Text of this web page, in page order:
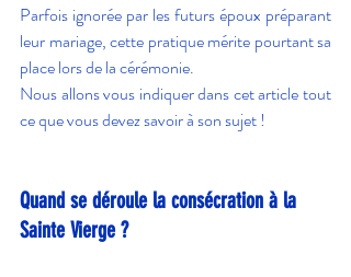
Parfois ignorée par les futurs époux préparant
leur mariage, cette pratique mérite pourtant sa
place lors de la cérémonie.
Nous allons vous indiquer dans cet article tout
ce que vous devez savoir à son sujet !
Quand se déroule la consécration à la
Sainte Vierge ?